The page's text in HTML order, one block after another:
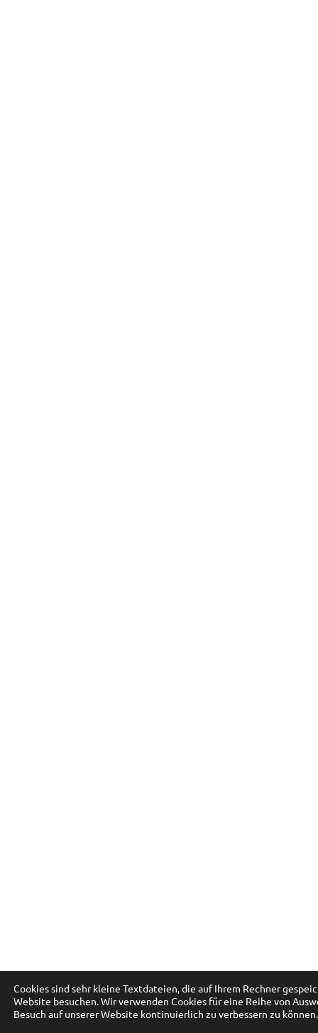
Cookies sind sehr kleine Textdateien, die auf Ihrem Rechner
Website besuchen. Wir verwenden Cookies für eine Reihe von
Besuch auf unserer Website kontinuierlich zu verbessern zu können.